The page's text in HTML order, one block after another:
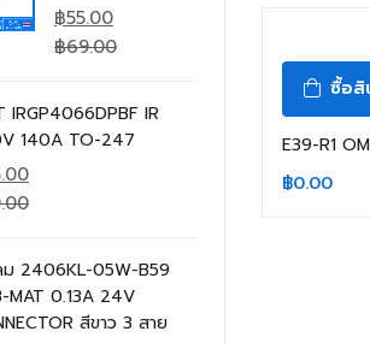
฿55.00
฿69.00
IRGP4066DPBF IR
140A TO-247
2406KL-05W-B59
MAT 0.13A 24V
สีขาว 3 สาย
ซื้อสิ
E39-R1
฿0.00